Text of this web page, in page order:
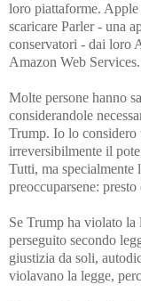
loro piattaforme.
scaricare Parler - una
conservatori - dai loro
Amazon Web Services.
Molte persone hanno
considerandole
Trump. Io lo considero
irreversibilmente il
Tutti, ma specialmente
preoccuparsene:
Se Trump ha violato la
perseguito secondo
giustizia da soli,
violavano la legge,